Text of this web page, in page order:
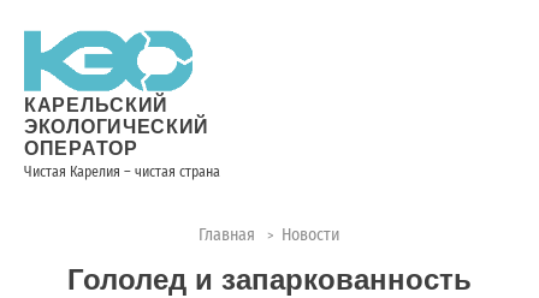
КАРЕЛЬСКИЙ
ЭКОЛОГИЧЕСКИЙ
ОПЕРАТОР
Чистая Карелия – чистая страна
о невывозе
ТКО
и ответы
операторы
диспетчера
Главная > Новости
Гололед и запаркованность